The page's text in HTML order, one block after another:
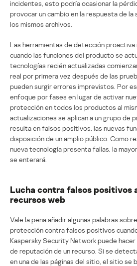
incidentes, esto podría ocasionar la
provocar un cambio en la respuesta de la
los mismos archivos.
Las herramientas de detección
cuando las funciones del producto se
tecnologías recién actualizadas
real por primera vez después de las
pueden surgir errores imprevistos. Por
enfoque por fases en lugar de activar
protección en todos los productos al
actualizaciones se aplican a un grupo de
resulta en falsos positivos, las nuevas
disposición de un amplio público. Como
nueva tecnología presenta fallas, la
se enterará.
Lucha contra falsos positivos
recursos web
Vale la pena añadir algunas palabras
protección contra falsos positivos
Kaspersky Security Network puede
de reputación de un recurso. Si se
en una de las páginas del sitio, el sitio se